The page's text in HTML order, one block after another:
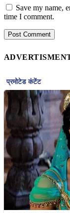
Save my name,
time I comment.